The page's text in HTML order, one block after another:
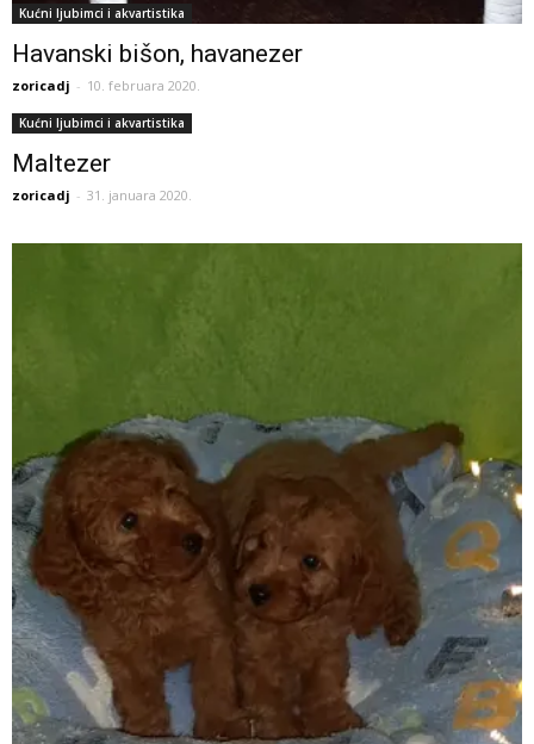
Kućni ljubimci i akvartistika
Havanski bišon, havanezer
zoricadj - 10. februara 2020.
Kućni ljubimci i akvartistika
Maltezer
zoricadj - 31. januara 2020.